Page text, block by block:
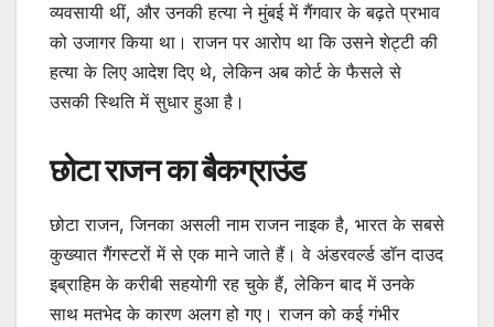
व्यवसायी थीं, और उनकी हत्या ने मुंबई में गैंगवार के बढ़ते प्रभाव
को उजागर किया था। राजन पर आरोप था कि उसने शेट्टी की
हत्या के लिए आदेश दिए थे, लेकिन अब कोर्ट के फैसले से
उसकी स्थिति में सुधार हुआ है।
छोटा राजन का बैकग्राउंड
छोटा राजन, जिनका असली नाम राजन नाइक है, भारत के सबसे
कुख्यात गैंगस्टरों में से एक माने जाते हैं। वे अंडरवर्ल्ड डॉन दाउद
इब्राहिम के करीबी सहयोगी रह चुके हैं, लेकिन बाद में उनके
साथ मतभेद के कारण अलग हो गए। राजन को कई गंभीर